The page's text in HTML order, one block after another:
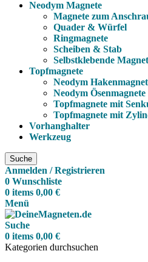
Neodym Magnete
Magnete zum
Quader & Würfel
Ringmagnete
Scheiben & Stab
Selbstklebende
Topfmagnete
Neodym
Neodym Ösenmagnete
Topfmagnete mit
Topfmagnete mit
Vorhanghalter
Werkzeug
Suche
Anmelden / Registrieren
0 Wunschliste
0 items 0,00 €
Menü
Suche
0 items 0,00 €
Kategorien durchsuchen